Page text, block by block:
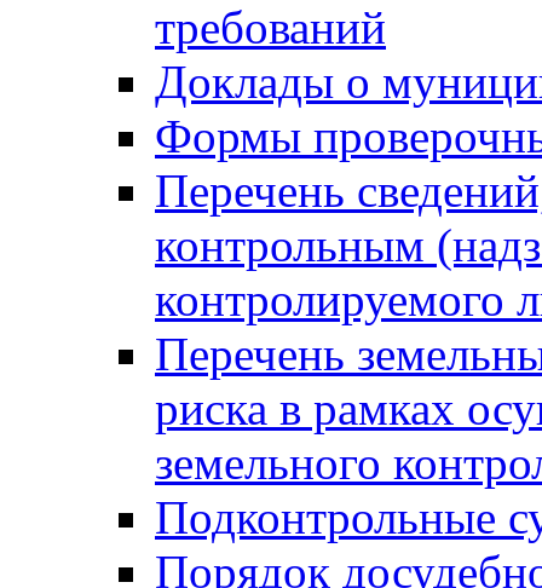
требований
Доклады о
Формы
Перечень
контрольным
контролируемого
Перечень
риска в рамках
земельного
Подконтрольные
Порядок